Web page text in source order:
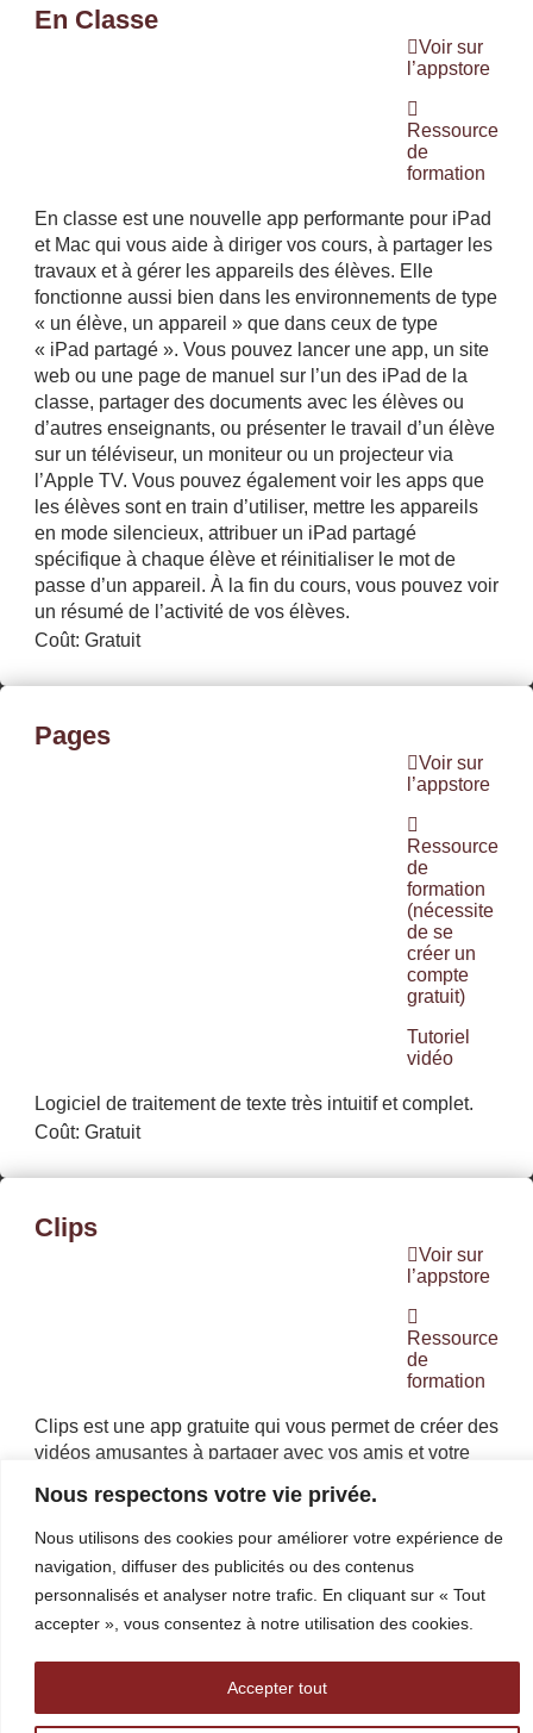
Nous respectons votre vie privée.
Nous utilisons des cookies pour améliorer votre expérience de
navigation, diffuser des publicités ou des contenus
personnalisés et analyser notre trafic. En cliquant sur « Tout
accepter », vous consentez à notre utilisation des cookies.
Accepter tout
En Classe
Voir sur
l’appstore
Ressource
de
formation
En classe est une nouvelle app performante pour iPad
et Mac qui vous aide à diriger vos cours, à partager les
travaux et à gérer les appareils des élèves. Elle
fonctionne aussi bien dans les environnements de type
« un élève, un appareil » que dans ceux de type
« iPad partagé ». Vous pouvez lancer une app, un site
web ou une page de manuel sur l’un des iPad de la
classe, partager des documents avec les élèves ou
d’autres enseignants, ou présenter le travail d’un élève
sur un téléviseur, un moniteur ou un projecteur via
l’Apple TV. Vous pouvez également voir les apps que
les élèves sont en train d’utiliser, mettre les appareils
en mode silencieux, attribuer un iPad partagé
spécifique à chaque élève et réinitialiser le mot de
passe d’un appareil. À la fin du cours, vous pouvez voir
un résumé de l’activité de vos élèves.
Coût: Gratuit
Pages
Voir sur
l’appstore
Ressource
de
formation
(nécessite
de se
créer un
compte
gratuit)
Tutoriel
vidéo
Logiciel de traitement de texte très intuitif et complet.
Coût: Gratuit
Clips
Voir sur
l’appstore
Ressource
de
formation
Clips est une app gratuite qui vous permet de créer des
vidéos amusantes à partager avec vos amis et votre
verticales ou horizontales avec des effets de caméra
immersifs, des filtres artistiques, de la musique
dynamique, du texte animé, des émojis, des